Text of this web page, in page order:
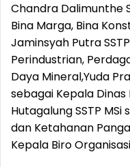
Chandra Dalimunthe
Bina Marga, Bina
Jaminsyah Putra
Perindustrian,
Daya Mineral,Yuda
sebagai Kepala
Hutagalung SSTP
dan Ketahanan
Kepala Biro